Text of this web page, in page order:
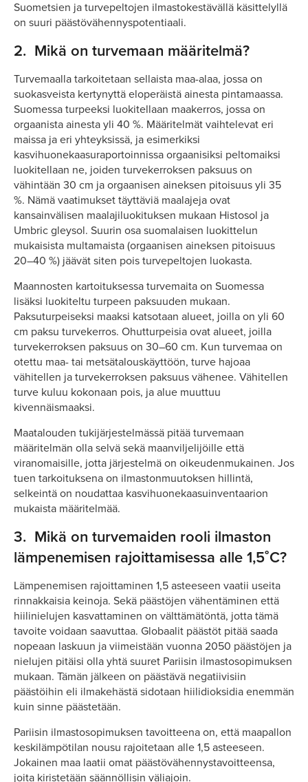
Suometsien ja turvepeltojen ilmastokestävällä käsittelyllä
on suuri päästövähennyspotentiaali.
2. Mikä on turvemaan määritelmä?
Turvemaalla tarkoitetaan sellaista maa-alaa, jossa on
suokasveista kertynyttä eloperäistä ainesta pintamaassa.
Suomessa turpeeksi luokitellaan maakerros, jossa on
orgaanista ainesta yli 40 %. Määritelmät vaihtelevat eri
maissa ja eri yhteyksissä, ja esimerkiksi
kasvihuonekaasuraportoinnissa orgaanisiksi peltomaiksi
luokitellaan ne, joiden turvekerroksen paksuus on
vähintään 30 cm ja orgaanisen aineksen pitoisuus yli 35
%. Nämä vaatimukset täyttäviä maalajeja ovat
kansainvälisen maalajiluokituksen mukaan Histosol ja
Umbric gleysol. Suurin osa suomalaisen luokittelun
mukaisista multamaista (orgaanisen aineksen pitoisuus
20–40 %) jäävät siten pois turvepeltojen luokasta.
Maannosten kartoituksessa turvemaita on Suomessa
lisäksi luokiteltu turpeen paksuuden mukaan.
Paksuturpeiseksi maaksi katsotaan alueet, joilla on yli 60
cm paksu turvekerros. Ohutturpeisia ovat alueet, joilla
turvekerroksen paksuus on 30–60 cm. Kun turvemaa on
otettu maa- tai metsätalouskäyttöön, turve hajoaa
vähitellen ja turvekerroksen paksuus vähenee. Vähitellen
turve kuluu kokonaan pois, ja alue muuttuu
kivennäismaaksi.
Maatalouden tukijärjestelmässä pitää turvemaan
määritelmän olla selvä sekä maanviljelijöille että
viranomaisille, jotta järjestelmä on oikeudenmukainen. Jos
tuen tarkoituksena on ilmastonmuutoksen hillintä,
selkeintä on noudattaa kasvihuonekaasuinventaarion
mukaista määritelmää.
3. Mikä on turvemaiden rooli ilmaston
lämpenemisen rajoittamisessa alle 1,5˚C?
Lämpenemisen rajoittaminen 1,5 asteeseen vaatii useita
rinnakkaisia keinoja. Sekä päästöjen vähentäminen että
hiilinielujen kasvattaminen on välttämätöntä, jotta tämä
tavoite voidaan saavuttaa. Globaalit päästöt pitää saada
nopeaan laskuun ja viimeistään vuonna 2050 päästöjen ja
nielujen pitäisi olla yhtä suuret Pariisin ilmastosopimuksen
mukaan. Tämän jälkeen on päästävä negatiivisiin
päästöihin eli ilmakehästä sidotaan hiilidioksidia enemmän
kuin sinne päästetään.
Pariisin ilmastosopimuksen tavoitteena on, että maapallon
keskilämpötilan nousu rajoitetaan alle 1,5 asteeseen.
Jokainen maa laatii omat päästövähennystavoitteensa,
joita kiristetään säännöllisin väliajoin.